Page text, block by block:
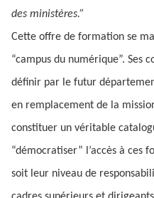
des ministères.”
Cette offre de formation se
“campus du numérique”. Ses
définir par le futur
en remplacement de la
constituer un véritable
“démocratiser” l’accès à ces
soit leur niveau de